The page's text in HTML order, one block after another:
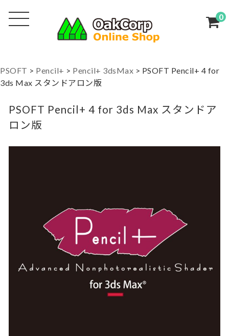
0
PSOFT > Pencil+ > Pencil+ 3dsMax > PSOFT Pencil+ 4 for
3ds Max スタンドアロン版
PSOFT Pencil+ 4 for 3ds Max スタンドア
ロン版